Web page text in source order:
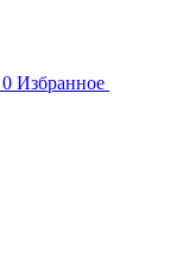
0 Избранное